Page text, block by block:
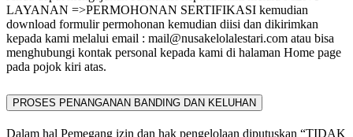
LAYANAN =>PERMOHONAN SERTIFIKASI kemudian
download formulir permohonan kemudian diisi dan dikirimkan
kepada kami melalui email : mail@nusakelolalestari.com atau bisa
menghubungi kontak personal kepada kami di halaman Home page
pada pojok kiri atas.
PROSES PENANGANAN BANDING DAN KELUHAN
Dalam hal Pemegang izin dan hak pengelolaan diputuskan “TIDAK